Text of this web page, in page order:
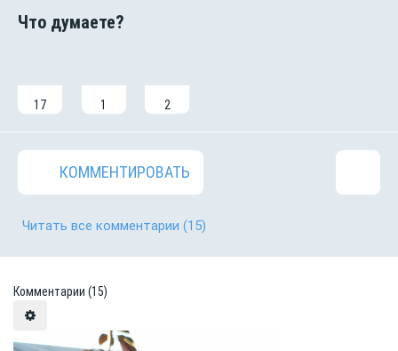
17 1 2
КОММЕНТИРОВАТЬ
Читать все комментарии (15)
Комментарии (15)